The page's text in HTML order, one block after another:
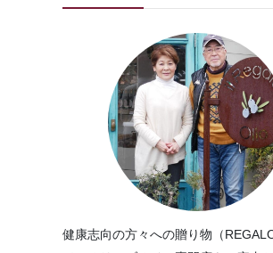
健康志向の方々への贈り物（